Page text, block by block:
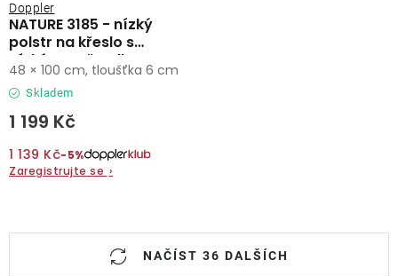
NATURE 3185 - nízký
polstr na křeslo s
nízkým opěradlem
Doppler
Skladem
1 199 Kč
1 139 Kč−5%
Zaregistrujte se ›
48 × 100 cm, tloušťka 6 cm
O
NAČÍST 36 DALŠÍCH